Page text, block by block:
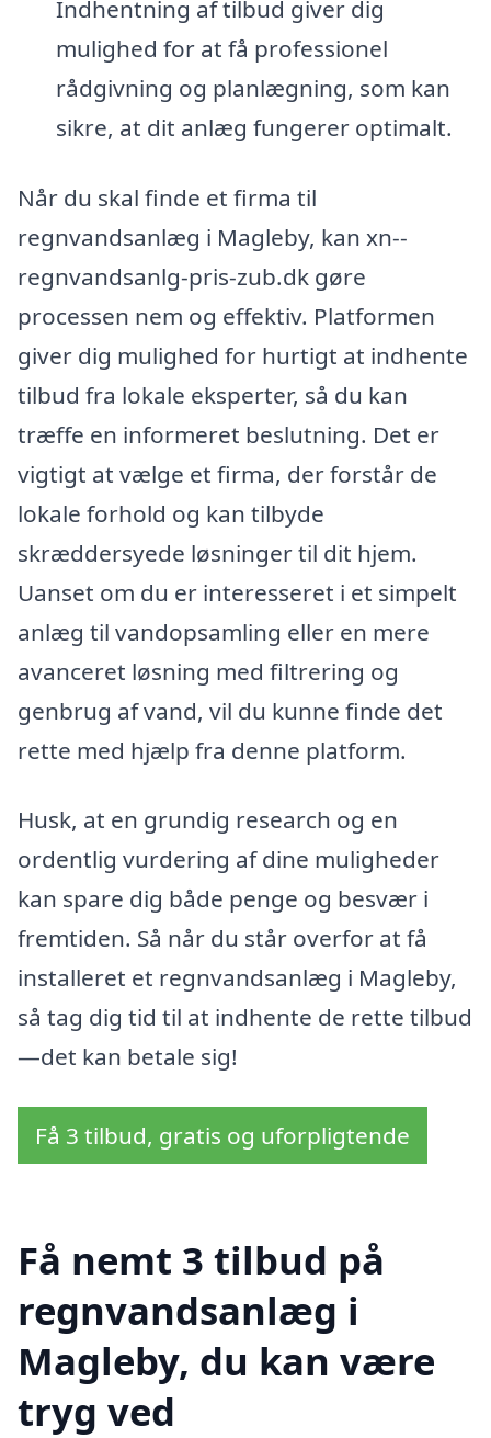
Indhentning af tilbud giver dig
mulighed for at få professionel
rådgivning og planlægning, som kan
sikre, at dit anlæg fungerer optimalt.
Når du skal finde et firma til
regnvandsanlæg i Magleby, kan xn--
regnvandsanlg-pris-zub.dk gøre
processen nem og effektiv. Platformen
giver dig mulighed for hurtigt at indhente
tilbud fra lokale eksperter, så du kan
træffe en informeret beslutning. Det er
vigtigt at vælge et firma, der forstår de
lokale forhold og kan tilbyde
skræddersyede løsninger til dit hjem.
Uanset om du er interesseret i et simpelt
anlæg til vandopsamling eller en mere
avanceret løsning med filtrering og
genbrug af vand, vil du kunne finde det
rette med hjælp fra denne platform.
Husk, at en grundig research og en
ordentlig vurdering af dine muligheder
kan spare dig både penge og besvær i
fremtiden. Så når du står overfor at få
installeret et regnvandsanlæg i Magleby,
så tag dig tid til at indhente de rette tilbud
—det kan betale sig!
Få 3 tilbud, gratis og uforpligtende
Få nemt 3 tilbud på
regnvandsanlæg i
Magleby, du kan være
tryg ved